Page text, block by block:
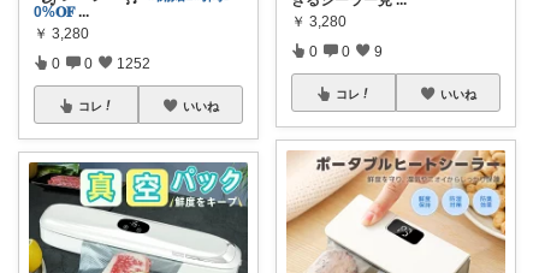
0%𝐎𝐅 ...
￥ 3,280
0 0 1252
コレ いいね
￥ 3,280
0 0 9
コレ いいね